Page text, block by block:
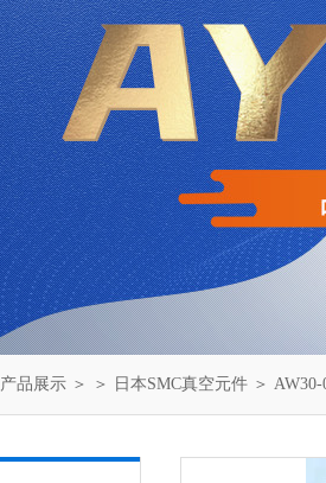
产品展示 ＞ ＞ 日本SMC真空元件 ＞